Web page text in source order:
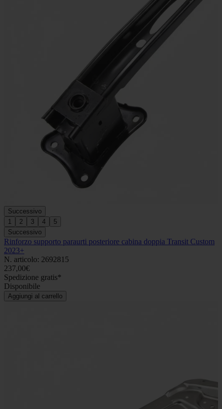
Successivo
1
2 3 4
5
Successivo
Rinforzo supporto paraurti posteriore cabina doppia Transit Custom
2023+
N. articolo: 2692815
237,00€
Spedizione gratis*
Disponibile
Aggiungi al carrello